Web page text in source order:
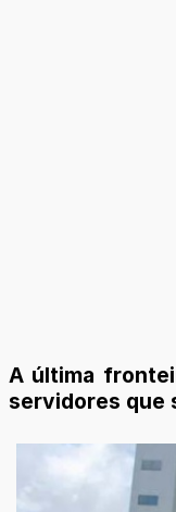
A última
servidores que